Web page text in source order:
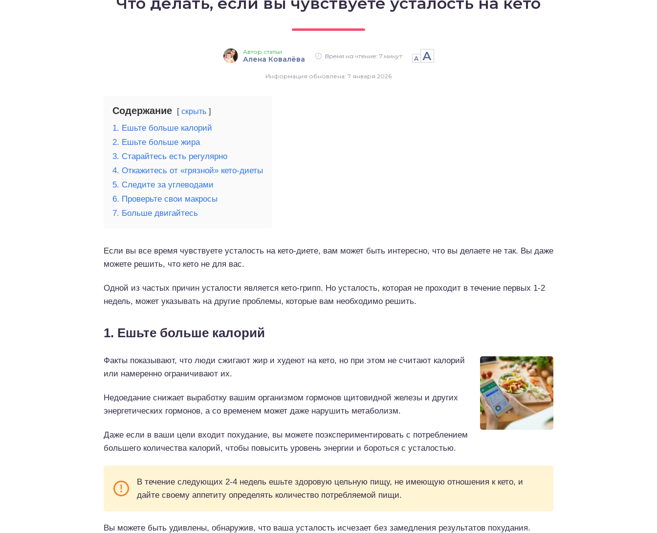
Автор статьи
Алена Ковалёва Время на чтение: 7 минут А А
Информация обновлена: 7 января 2026
Содержание скрыть
1. Ешьте больше калорий
2. Ешьте больше жира
3. Старайтесь есть регулярно
4. Откажитесь от «грязной» кето-диеты
5. Следите за углеводами
6. Проверьте свои макросы
7. Больше двигайтесь
Если вы все время чувствуете усталость на кето-диете, вам может быть интересно, что вы делаете не так. Вы даже
можете решить, что кето не для вас.
Одной из частых причин усталости является кето-грипп. Но усталость, которая не проходит в течение первых 1-2
недель, может указывать на другие проблемы, которые вам необходимо решить.
1. Ешьте больше калорий
Факты показывают, что люди сжигают жир и худеют на кето, но при этом не считают калорий
или намеренно ограничивают их.
Недоедание снижает выработку вашим организмом гормонов щитовидной железы и других
энергетических гормонов, а со временем может даже нарушить метаболизм.
Даже если в ваши цели входит похудание, вы можете поэкспериментировать с потреблением
большего количества калорий, чтобы повысить уровень энергии и бороться с усталостью.
В течение следующих 2-4 недель ешьте здоровую цельную пищу, не имеющую отношения к кето, и
дайте своему аппетиту определять количество потребляемой пищи.
Вы можете быть удивлены, обнаружив, что ваша усталость исчезает без замедления результатов похудания.